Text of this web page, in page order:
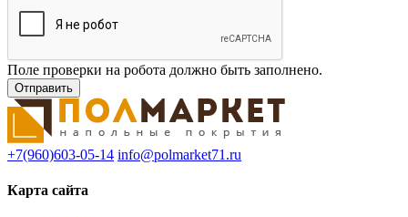
Поле проверки на робота должно быть заполнено.
+7(960)603-05-14 info@polmarket71.ru
Карта сайта